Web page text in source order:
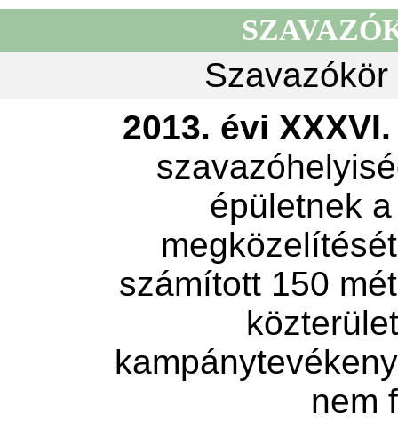
2013. évi
épületnek
számított 150
nem